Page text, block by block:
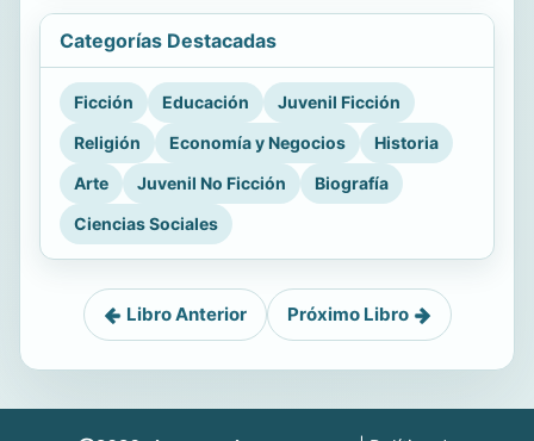
Categorías Destacadas
Ficción Educación
Juvenil Ficción
Religión
Economía y Negocios
Historia
Arte
Juvenil No Ficción
Biografía
Ciencias Sociales
Libro Anterior Próximo Libro